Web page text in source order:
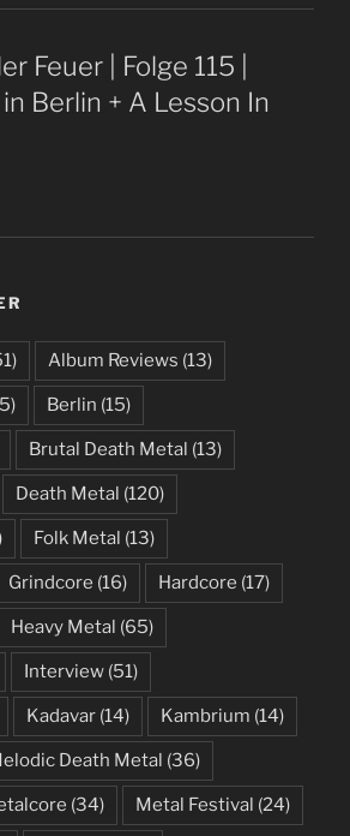
Feuer | Folge 115 |
Berlin + A Lesson In
Album Reviews (13)
Berlin (15)
Brutal Death Metal (13)
Death Metal (120)
Folk Metal (13)
Grindcore (16) Hardcore (17)
Heavy Metal (65)
Interview (51)
Kadavar (14) Kambrium (14)
Death Metal (36)
(34) Metal Festival (24)